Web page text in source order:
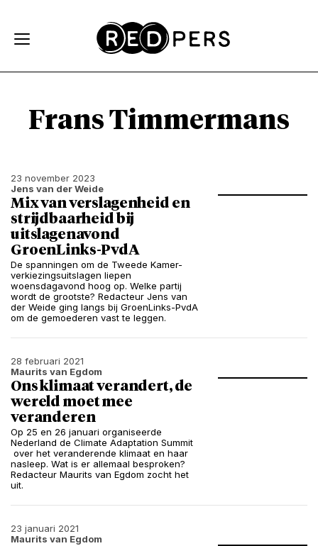
Frans Timmermans
23 november 2023
Jens van der Weide
Mix van verslagenheid en
strijdbaarheid bij
uitslagenavond
GroenLinks-PvdA
De spanningen om de Tweede Kamer-
verkiezingsuitslagen liepen
woensdagavond hoog op. Welke partij
wordt de grootste? Redacteur Jens van
der Weide ging langs bij GroenLinks-PvdA
om de gemoederen vast te leggen.
28 februari 2021
Maurits van Egdom
Ons klimaat verandert, de
wereld moet mee
veranderen
Op 25 en 26 januari organiseerde​
Nederland de Climate Adaptation Summit​
over het veranderende klimaat en haar
nasleep. Wat is er allemaal besproken?
Redacteur Maurits van Egdom zocht het
uit.
23 januari 2021
Maurits van Egdom